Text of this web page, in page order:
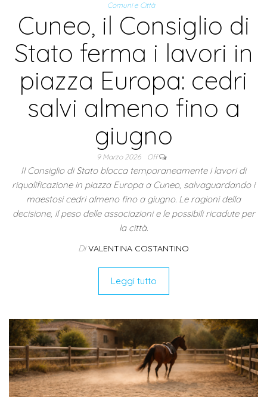
Comuni e Città
Cuneo, il Consiglio di
Stato ferma i lavori in
piazza Europa: cedri
salvi almeno fino a
giugno
9 Marzo 2026 Off
Il Consiglio di Stato blocca temporaneamente i lavori di
riqualificazione in piazza Europa a Cuneo, salvaguardando i
maestosi cedri almeno fino a giugno. Le ragioni della
decisione, il peso delle associazioni e le possibili ricadute per
la città.
Di VALENTINA COSTANTINO
Leggi tutto